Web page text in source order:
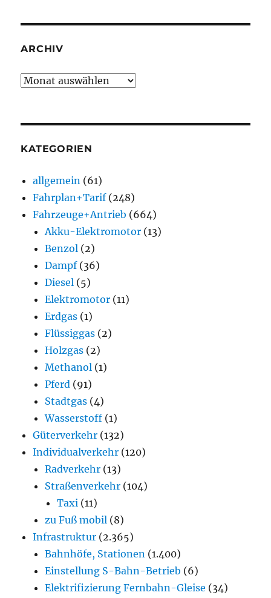
ARCHIV
Archiv
KATEGORIEN
allgemein (61)
Fahrplan+Tarif(248)
Fahrzeuge+Antrieb (664)
Akku-Elektromotor (13)
Benzol (2)
Dampf(36)
Diesel (5)
Elektromotor (11)
Erdgas (1)
Flüssiggas (2)
Holzgas (2)
Methanol (1)
Pferd (91)
Stadtgas (4)
Wasserstoff (1)
Güterverkehr (132)
Individualverkehr (120)
Radverkehr (13)
Straßenverkehr (104)
Taxi (11)
zu Fuß mobil (8)
Infrastruktur (2.365)
Bahnhöfe, Stationen (1.400)
Einstellung S-Bahn-Betrieb (6)
Elektrifizierung Fernbahn-Gleise (34)